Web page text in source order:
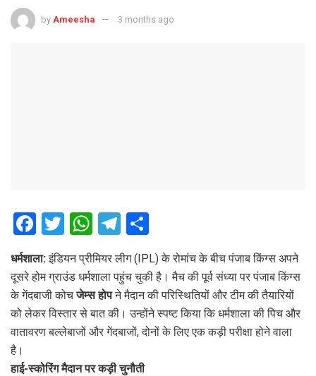
by Ameesha 3 months ago
F
ce
b
o
o
k
T
tt
er
W
h
at
s
A
p
p
T
el
e
gr
a
m
h
ar
e
धर्मशाला: इंडियन प्रीमियर लीग (IPL) के रोमांच के बीच पंजाब किंग्स अपने
दूसरे होम ग्राउंड धर्मशाला पहुंच चुकी है। मैच की पूर्व संध्या पर पंजाब किंग्स
के गेंदबाजी कोचजेम्स होपने मैदान की परिस्थितियों और टीम की तैयारियों
को लेकर विस्तार से बात की। उन्होंने स्पष्ट किया कि धर्मशाला की पिच और
वातावरण बल्लेबाजों और गेंदबाजों, दोनों के लिए एक कड़ी परीक्षा होने वाला
है।
हाई-स्कोरिंग मैदान पर कड़ी चुनौती